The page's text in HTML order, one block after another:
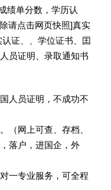
绩单分数，学历认
请点击网页快照]真实
证、、学位证书、囯
员证明、录取通知书
人员证明，不成功不
（网上可查、存档、
落户，进国企，外
一专业服务，可全程